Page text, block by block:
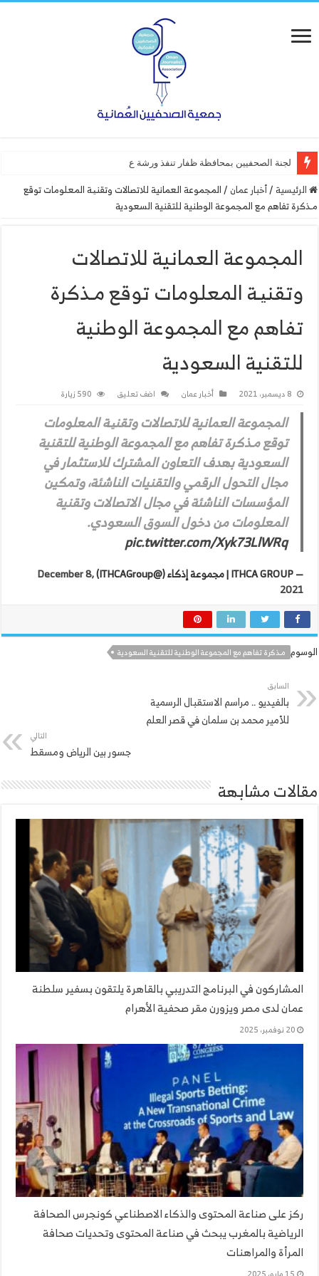
لجنة الصحفيين بمحافظة ظفار تنفذ ورشة عمل “أساسيات ا
الرئيسية /أخبار عمان /المجموعة العمانية للاتصالات وتقنیـة المعلومات توقع
مـذكرة تفاهم مع المجموعة الوطنية للتقنية السعودية
المجموعة العمانية للاتصالات
وتقنیـة المعلومات توقع مـذكرة
تفاهم مع المجموعة الوطنية
للتقنية السعودية
8 ديسمبر، 2021 أخبار عمان اضف تعليق 590 زيارة
المجموعة العمانية للاتصالات وتقنیـة المعلومات
توقع مـذكرة تفاهم مع المجموعة الوطنية للتقنية
السعودية بهدف التعاون المشترك للاستثمار في
مجال التحول الرقمي والتقنيات الناشئة، وتمكين
المؤسسات الناشئة في مجال الاتصالات وتقنية
المعلومات من دخول السوق السعودي.
pic.twitter.com/Xyk73LlWRq
— ITHCA GROUP | مجموعة إذكاء (@ITHCAGroup)
December 8,
2021
الوسوم مـذكرة تفاهم مع المجموعة الوطنية للتقنية السعودية
السابق
بالفيديو .. مراسم الاستقبال الرسمية
للأمير محمد بن سلمان في قصر العلم
التالي
جسور بين الرياض ومسقط
مقالات مشابهة
المشاركون في البرنامج التدريبي بالقاهرة يلتقون بسفير سلطنة
عمان لدى مصر ويزورن مقر صحفية الأهرام
20 نوفمبر، 2025
ركز على صناعة المحتوى والذكاء الاصطناعي كونجرس الصحافة
الرياضية بالمغرب يبحث في صناعة المحتوى وتحديات صحافة
المرأة والمراهنات